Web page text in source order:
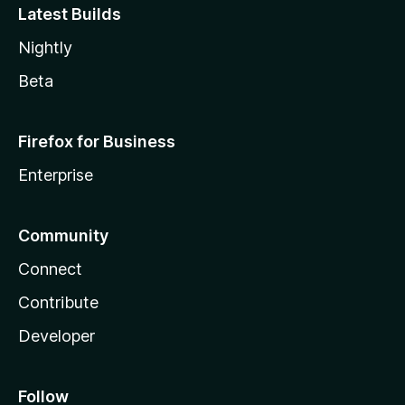
Latest Builds
Nightly
Beta
Firefox for Business
Enterprise
Community
Connect
Contribute
Developer
Follow